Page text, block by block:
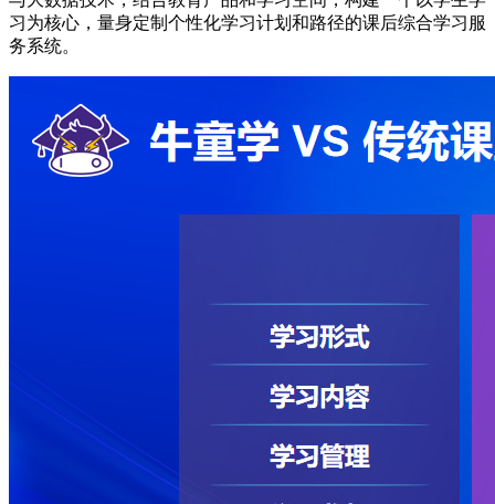
习为核心，量身定制个性化学习计划和路径的课后综合学习服
务系统。